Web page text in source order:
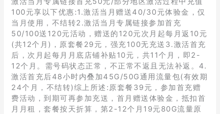
100元享以下优惠:1.激活当月赠送40/30元体验金，仅
当月使用，不结转2.激活当月专属链接参加首充
50/100送120元活动，赠送的120元次月起每月返10元
(共12个月)，原套餐29元，强充100无充送3.激活首充
后，次月起每月月底店铺补贴10元，共11个月，即2-
12个月。需号码状态正常，不正常不返且无法补返。4.
激活首充后48小时内叠加45G/50G通用流量包(有效期
24个月，不结转)综上所述:原套餐39元，参加首充赠
费活动，到期可再参加充送，首月赠送体验金，抵扣首
月月租，套餐按天折算，第2-12个月19元80G流量原